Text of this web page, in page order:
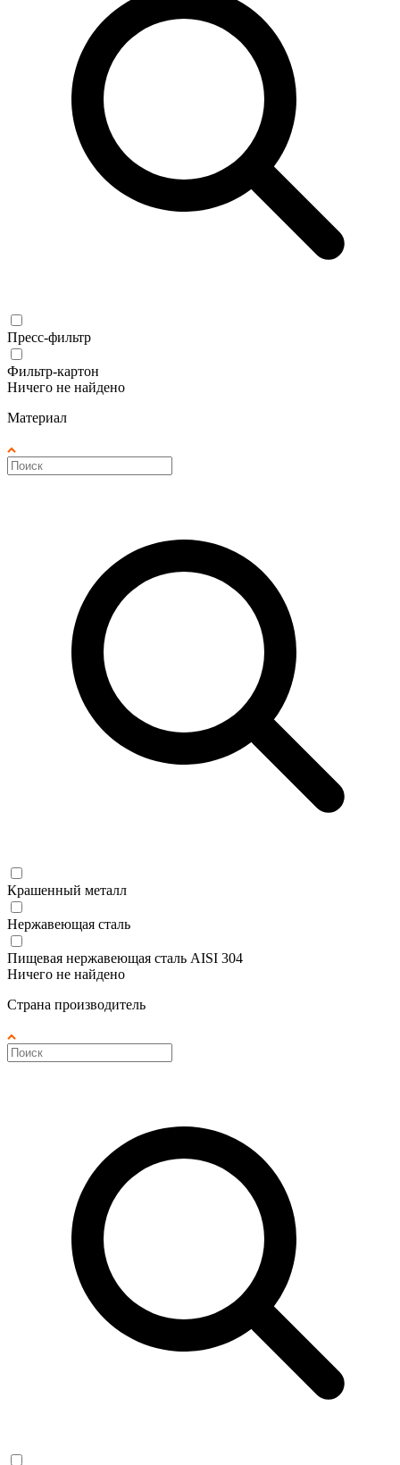
Пресс-фильтр
Фильтр-картон
Ничего не найдено
Материал
Крашенный металл
Нержавеющая сталь
Пищевая нержавеющая сталь AISI 304
Ничего не найдено
Страна производитель